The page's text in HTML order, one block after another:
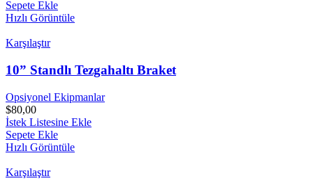
Sepete Ekle
Hızlı Görüntüle
Karşılaştır
10” Standlı Tezgahaltı Braket
Opsiyonel Ekipmanlar
$80,00
İstek Listesine Ekle
Sepete Ekle
Hızlı Görüntüle
Karşılaştır